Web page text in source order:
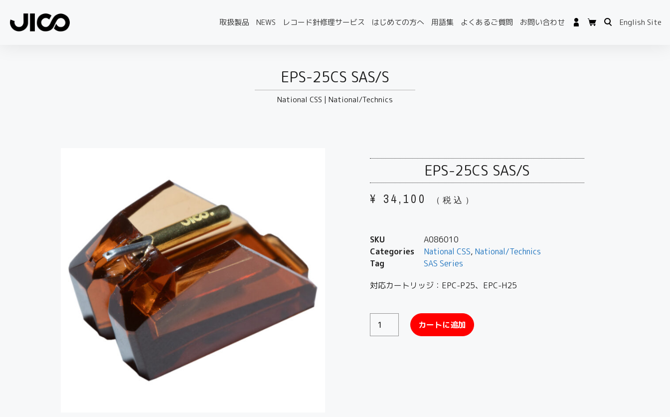
取扱製品 NEWS レコード針修理サービス はじめての方へ 用語集 よくあるご質問 お問い合わせ English Site
EPS-25CS SAS/S
National CSS | National/Technics
EPS-25CS SAS/S
¥ 34,100 （税込）
SKU
A086010
Categories
National CSS, National/Technics
Tag
SAS Series
対応カートリッジ：EPC-P25、EPC-H25
カートに追加